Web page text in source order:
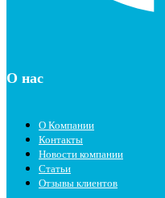
О нас
О Компании
Контакты
Новости компании
Статьи
Отзывы клиентов